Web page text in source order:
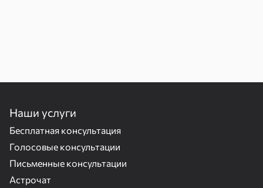
Наши услуги
Бесплатная консультация
Голосовые консультации
Письменные консультации
Астрочат